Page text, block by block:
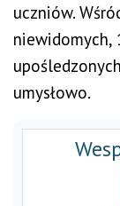
uczniów.
niewidomych,
umysłowo.